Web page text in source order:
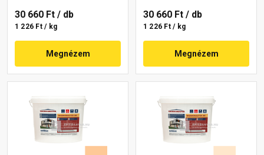
30 660 Ft / db
1 226 Ft / kg
Megnézem
30 660 Ft / db
1 226 Ft / kg
Megnézem